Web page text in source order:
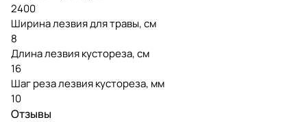
2400
Ширина лезвия для травы, см
8
Длина лезвия кустореза, см
16
Шаг реза лезвия кустореза, мм
10
Отзывы